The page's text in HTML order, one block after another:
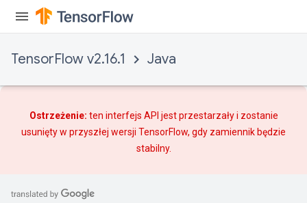
TensorFlow v2.16.1 Java
Ostrzeżenie: ten interfejs API jest przestarzały i zostanie
usunięty w przyszłej wersji TensorFlow, gdy zamiennik będzie
stabilny.